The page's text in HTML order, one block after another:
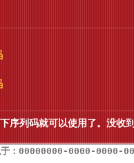
序列码就可以使用了。没收